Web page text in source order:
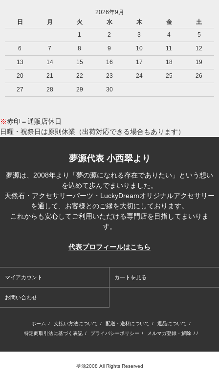
2026年9月
日
月 火 水 木 金
土
1
2 3 4
5
6
7 8 9 10 11
12
13
14 15 16 17 18
19
20
21 22 23 24 25
26
27
28 29 30
※赤印＝通販店休日
日曜・祝祭日は原則休業（出荷対応できる場合もあります）
夢源代表 小西翠より
夢源は、2008年より「夢の源になれる存在でありたい」という想い
を込めて歩んでまいりました。
天然石・アクセサリーパーツ・LuckyDreamオリジナルアクセサリー
を通して、お客様とのご縁を大切にしております。
これからも安心してご利用いただける専門店を目指してまいりま
す。
代表プロフィールはこちら
マイアカウント カートを見る
お問い合わせ
ホーム / 支払い方法について / 配送・送料について / 返品について /
特定商取引法に基づく表記 / プライバシーポリシー / メルマガ登録・解除 / /
夢源2008 All Rights Reserved